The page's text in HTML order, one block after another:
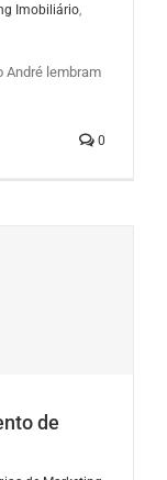
Imobiliário,
André lembram
0
de